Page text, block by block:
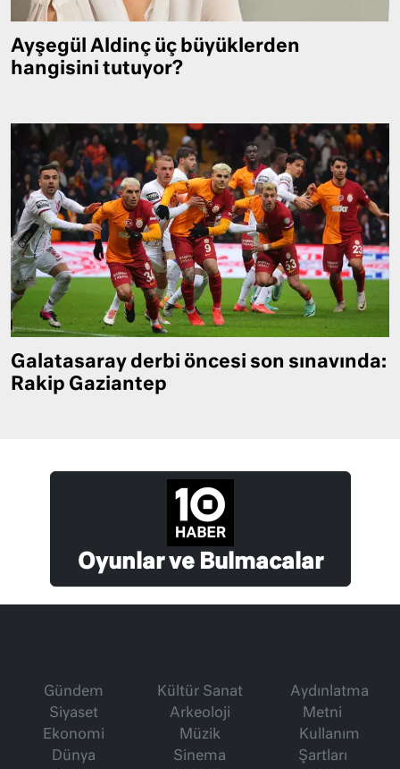
Ayşegül Aldinç üç büyüklerden
hangisini tutuyor?
Galatasaray derbi öncesi son sınavında:
Rakip Gaziantep
Oyunlar ve Bulmacalar
Gündem
Siyaset
Ekonomi
Dünya
Kültür Sanat
Arkeoloji
Müzik
Sinema
Aydınlatma
Metni
Kullanım
Şartları